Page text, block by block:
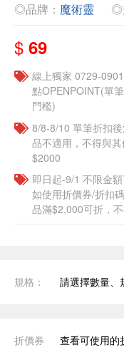
◎品牌： 魔術靈 ◎
$ 69
線上獨家 0729-
點OPENPOINT(單
門檻)
8/8-8/10 單筆折扣
品不適用，不得與
$2000
即日起-9/1 不限金
如使用折價券/折扣
品滿$2,000可折，
規格： 請選擇數量、
折價券 查看可使用的